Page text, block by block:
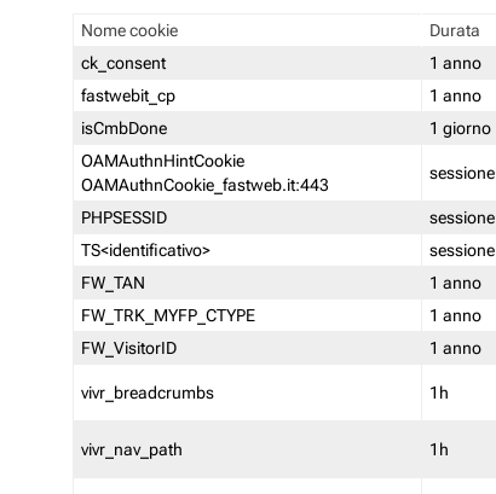
Nome cookie Durata
ck_consent
1 anno
fastwebit_cp
1 anno
isCmbDone
1 giorno
OAMAuthnHintCookie
OAMAuthnCookie_fastweb.it:443
sessione
PHPSESSID sessione
TS<identificativo>
sessione
FW_TAN
1 anno
FW_TRK_MYFP_CTYPE
1 anno
FW_VisitorID
1 anno
vivr_breadcrumbs 1h
vivr_nav_path 1h